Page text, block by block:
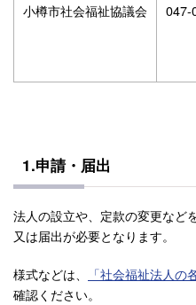
小樽市社会福祉協議会
047-
1.申請・届出
法人の設立や、定款の変更など
又は届出が必要となります。
様式などは、 「社会福祉法人
確認ください。